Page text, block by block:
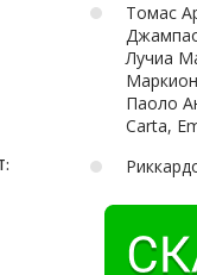
Томас
Лучиа
Паоло
Carta,